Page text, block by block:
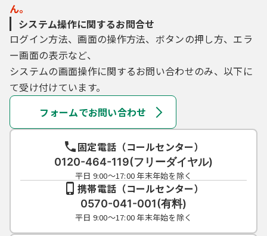
ん。
システム操作に関するお問合せ
ログイン方法、画面の操作方法、ボタンの押し方、エラ
ー画面の表示など、
システムの画面操作に関するお問い合わせのみ、以下に
て受け付けています。
フォームでお問い合わせ
固定電話（コールセンター）
0120-464-119(フリーダイヤル)
平日 9:00～17:00 年末年始を除く
携帯電話（コールセンター）
0570-041-001(有料)
平日 9:00～17:00 年末年始を除く